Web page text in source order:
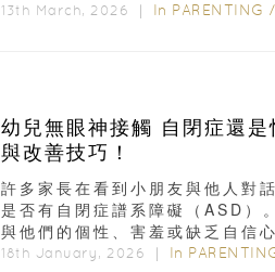
13th March, 2026 ｜ In PARENTING /
幼兒無眼神接觸 自閉症還
與改善技巧！
許多家長在看到小朋友與他人對
是否有自閉症譜系障礙（ASD）
與他們的個性、害羞或缺乏自信
況...
18th January, 2026 ｜ In